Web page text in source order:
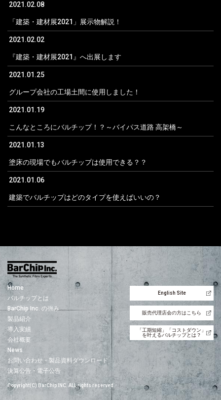
2021.02.08
「建築・建材展2021」展示物解説！
2021.02.02
『建築・建材展2021』へ出展します
2021.01.25
グループ会社の工場土間に使用しました！
2021.01.19
こんなところにバルチップ！？～バイパス道路 高架橋～
2021.01.13
塗床の現場でもバルチップは使用できる？？
2021.01.06
建築でバルチップはどのタイプを使えばいいの？
Home
バルチップとは
BarChip Inc. の強み
製品紹介
導入実績
会社概要
News
お問い合わせ・製品資料ダウンロード
決算公告・電子公告
Copyright(C) BarChip INC. ALL rights reserved.
English Site
販売代理店会の方はこちら
「工期短縮」「コストダウン」
を叶えるバルチップとは？